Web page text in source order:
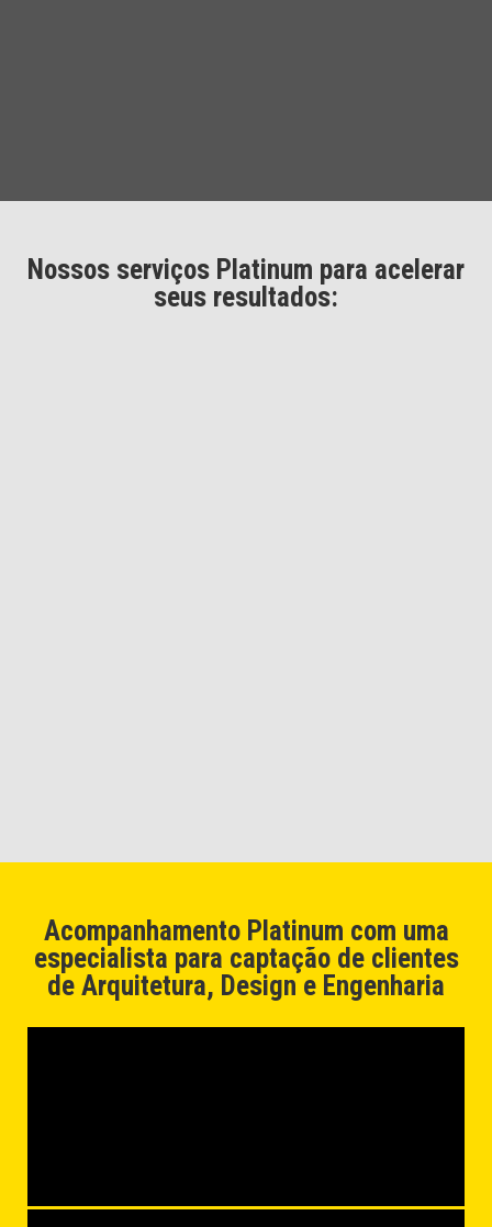
Nossos serviços Platinum para acelerar
seus resultados:
Acompanhamento Platinum com uma
especialista para captação de clientes
de Arquitetura, Design e Engenharia